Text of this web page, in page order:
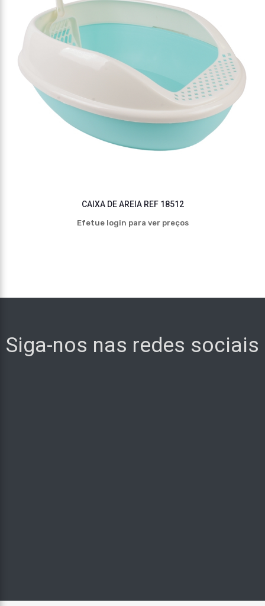
CAIXA DE AREIA REF 18512
Efetue login para ver preços
Siga-nos nas redes sociais